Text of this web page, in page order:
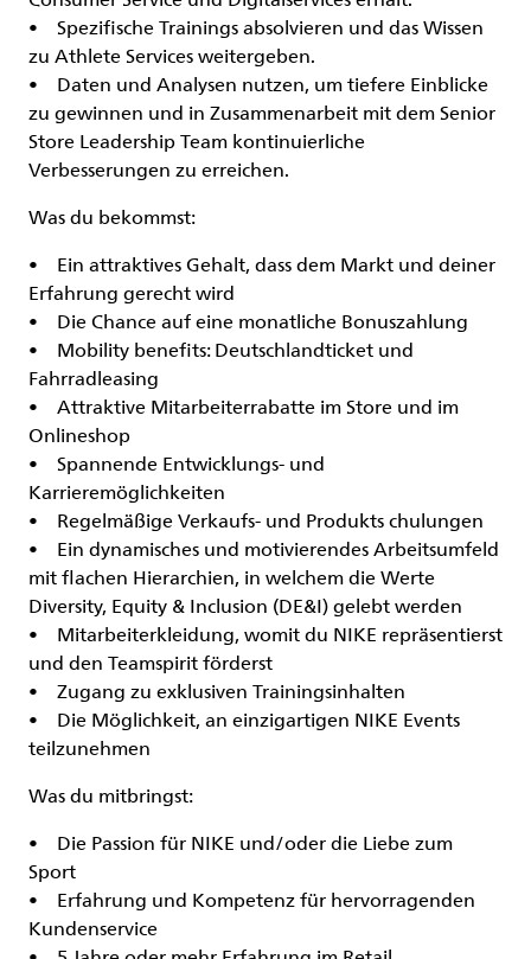
• Spezifische Trainings absolvieren und das Wissen
zu Athlete Services weitergeben.
• Daten und Analysen nutzen, um tiefere Einblicke
zu gewinnen und in Zusammenarbeit mit dem Senior
Store Leadership Team kontinuierliche
Verbesserungen zu erreichen.
Was du bekommst:
• Ein attraktives Gehalt, dass dem Markt und deiner
Erfahrung gerecht wird
• Die Chance auf eine monatliche Bonuszahlung
• Mobility benefits: Deutschlandticket und
Fahrradleasing
• Attraktive Mitarbeiterrabatte im Store und im
Onlineshop
• Spannende Entwicklungs- und
Karrieremöglichkeiten
• Regelmäßige Verkaufs- und Produkts chulungen
• Ein dynamisches und motivierendes Arbeitsumfeld
mit flachen Hierarchien, in welchem die Werte
Diversity, Equity & Inclusion (DE&I) gelebt werden
• Mitarbeiterkleidung, womit du NIKE repräsentierst
und den Teamspirit förderst
• Zugang zu exklusiven Trainingsinhalten
• Die Möglichkeit, an einzigartigen NIKE Events
teilzunehmen
Was du mitbringst:
• Die Passion für NIKE und/oder die Liebe zum
Sport
• Erfahrung und Kompetenz für hervorragenden
Kundenservice